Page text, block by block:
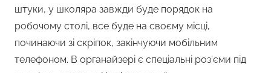
штуки, у школяра завжди буде порядок на
робочому столі, все буде на своєму місці,
починаючи зі скріпок, закінчуючи мобільним
телефоном. В органайзері є спеціальні роз’єми під